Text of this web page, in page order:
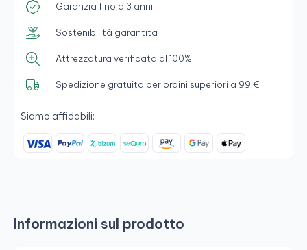
Garanzia fino a 3 anni
Sostenibilità garantita
Attrezzatura verificata al 100%.
Spedizione gratuita per ordini superiori a 99 €
Siamo affidabili:
Informazioni sul prodotto